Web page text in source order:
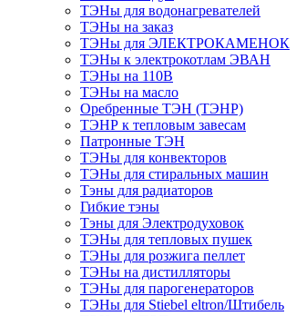
ТЭНы для водонагревателей
ТЭНы на заказ
ТЭНы для ЭЛЕКТРОКАМЕНОК
ТЭНы к электрокотлам ЭВАН
ТЭНы на 110В
ТЭНы на масло
Оребренные ТЭН (ТЭНР)
ТЭНР к тепловым завесам
Патронные ТЭН
ТЭНы для конвекторов
ТЭНы для стиральных машин
Тэны для радиаторов
Гибкие тэны
Тэны для Электродуховок
ТЭНы для тепловых пушек
ТЭНы для розжига пеллет
ТЭНы на дистилляторы
ТЭНы для парогенераторов
ТЭНы для Stiebel eltron/Штибель